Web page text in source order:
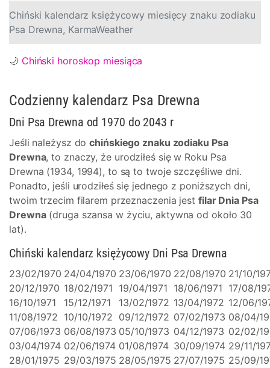
Chiński kalendarz księżycowy miesięcy znaku zodiaku
Psa Drewna, KarmaWeather
🌙 Chiński horoskop miesiąca
Codzienny kalendarz Psa Drewna
Dni Psa Drewna od 1970 do 2043 r
Jeśli należysz dochińskiego znaku zodiaku Psa
Drewna, to znaczy, że urodziłeś się w Roku Psa
Drewna (1934, 1994), to są to twoje szczęśliwe dni.
Ponadto, jeśli urodziłeś się jednego z poniższych dni,
twoim trzecim filarem przeznaczenia jest filar Dnia Psa
Drewna(druga szansa w życiu, aktywna od około 30
lat).
Chiński kalendarz księżycowy Dni Psa Drewna
23/02/1970 24/04/1970 23/06/1970 22/08/1970 21/10/
20/12/1970 18/02/1971 19/04/1971 18/06/1971 17/08/
16/10/1971
15/12/1971 13/02/1972 13/04/1972 12/06/
11/08/1972 10/10/1972 09/12/1972 07/02/1973 08/04/
07/06/1973 06/08/1973 05/10/1973 04/12/1973 02/02/
03/04/1974 02/06/1974 01/08/1974 30/09/1974 29/11/
28/01/1975 29/03/1975 28/05/1975 27/07/1975 25/09/